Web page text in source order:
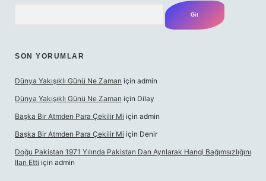
SON YORUMLAR
Dünya Yakışıklı Günü Ne Zaman için admin
Dünya Yakışıklı Günü Ne Zaman için Dilay
Başka Bir Atmden Para Çekilir Mi için admin
Başka Bir Atmden Para Çekilir Mi için Denir
Doğu Pakistan 1971 Yılında Pakistan Dan Ayrılarak Hangi Bağımsızlığını
Ilan Etti için admin